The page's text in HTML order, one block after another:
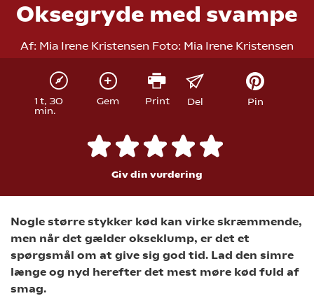
Oksegryde med svampe
Af: Mia Irene Kristensen Foto: Mia Irene Kristensen
1 t, 30
min.
Gem Print Del Pin
Giv din vurdering
Nogle større stykker kød kan virke skræmmende,
men når det gælder okseklump, er det et
spørgsmål om at give sig god tid. Lad den simre
længe og nyd herefter det mest møre kød fuld af
smag.